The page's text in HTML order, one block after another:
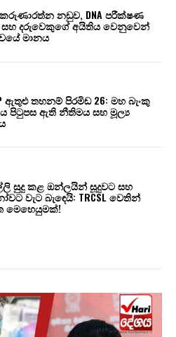
නඩුව, DNA පරීක්ෂණ
දරුවෙකුගේ අයිතිය වෙනුවෙන්
මානය
ඇතුළු තහනම් පිරමිඩ 26: මහ බැංකු
පිටුපස ඇති නීතිමය සහ මූල්‍ය
සුදු කළ ඔන්ලයින් සූදුවට සහ
වැට බැඳෙයි: TRCSL වෙතින්
මෙහෙයුමක්!